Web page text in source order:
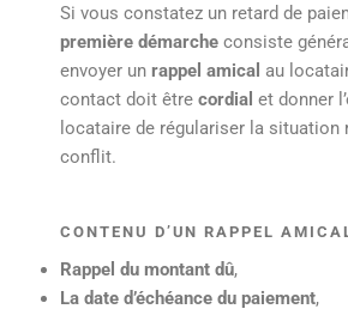
Si vous constatez un retard de
première démarche consiste
envoyer un rappel amical au
contact doit être cordial et donner
locataire de régulariser la situation
conflit.
CONTENU D’UN RAPPEL
Rappel du montant dû,
La date d’échéance du paiement,